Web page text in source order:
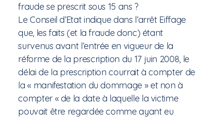
fraude se prescrit sous 15 ans ?
Le Conseil d’Etat indique dans l’arrêt Eiffage
que, les faits (et la fraude donc) étant
survenus avant l’entrée en vigueur de la
réforme de la prescription du 17 juin 2008, le
délai de la prescription courrait à compter de
la « manifestation du dommage » et non à
compter « de la date à laquelle la victime
pouvait être regardée comme ayant eu